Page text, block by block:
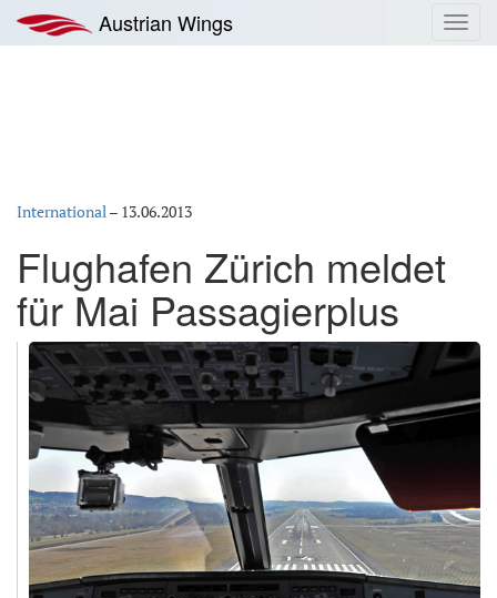
Inhalt
springen
Austrian Wings
International– 13.06.2013
Flughafen Zürich meldet
für Mai Passagierplus